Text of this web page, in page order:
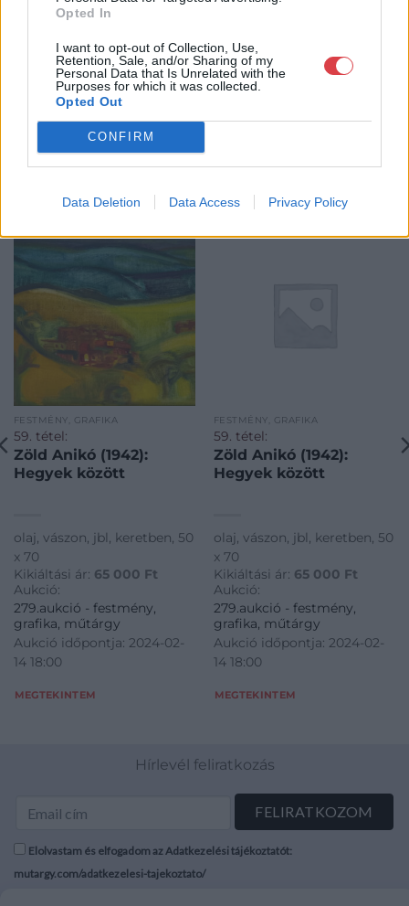
Opted In
I want to opt-out of Collection, Use,
Retention, Sale, and/or Sharing of my
Personal Data that Is Unrelated with the
Purposes for which it was collected.
Opted Out
CONFIRM
Data Deletion Data Access Privacy Policy
KAPCSOLÓDÓ MŰTÁRGYAK
FESTMÉNY, GRAFIKA
59. tétel:
Zöld Anikó (1942):
Hegyek között
olaj, vászon, jbl, keretben, 50
x 70
Kikiáltási ár: 65 000 Ft
Aukció:
279.aukció - festmény,
grafika, műtárgy
Aukció időpontja: 2024-02-
14 18:00
MEGTEKINTEM
FESTMÉNY, GRAFIKA
59. tétel:
Zöld Anikó (1942):
Hegyek között
olaj, vászon, jbl, keretben, 50
x 70
Kikiáltási ár: 65 000 Ft
Aukció:
279.aukció - festmény,
grafika, műtárgy
Aukció időpontja: 2024-02-
14 18:00
MEGTEKINTEM
Hírlevél feliratkozás
Elolvastam és elfogadom az Adatkezelési tájékoztatót:
mutargy.com/adatkezelesi-tajekoztato/